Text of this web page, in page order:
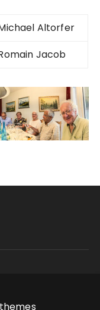
Altorfer
Jacob